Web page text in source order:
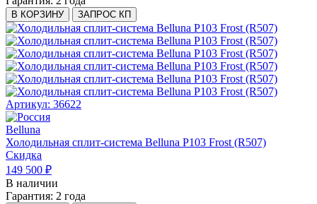
В КОРЗИНУ ЗАПРОС КП
Артикул: 36622
Belluna
Холодильная сплит-система Belluna P103 Frost (R507)
Скидка
149 500 ₽
В наличии
Гарантия: 2 года